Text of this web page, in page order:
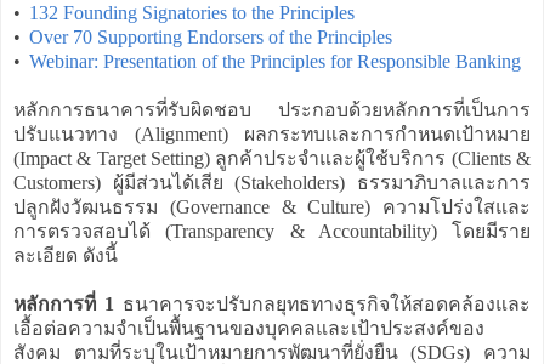
• 132 Founding Signatories to the Principles
• Over 70 Supporting Endorsers of the Principles
• Webinar: Presentation of the Principles for Responsible Banking
หลักการธนาคารที่รับผิดชอบ ประกอบด้วยหลักการที่เป็นการ
ปรับแนวทาง (Alignment) ผลกระทบและการกำหนดเป้าหมาย
(Impact & Target Setting) ลูกค้าประจำและผู้ใช้บริการ (Clients &
Customers) ผู้มีส่วนได้เสีย (Stakeholders) ธรรมาภิบาลและการ
ปลูกฝังวัฒนธรรม (Governance & Culture) ความโปร่งใสและ
การตรวจสอบได้ (Transparency & Accountability) โดยมีราย
ละเอียด ดังนี้
หลักการที่ 1 ธนาคารจะปรับกลยุทธทางธุรกิจให้สอดคล้องและ
เอื้อต่อความจำเป็นพื้นฐานของบุคคลและเป้าประสงค์ของ
สังคม ตามที่ระบุในเป้าหมายการพัฒนาที่ยั่งยืน (SDGs) ความ